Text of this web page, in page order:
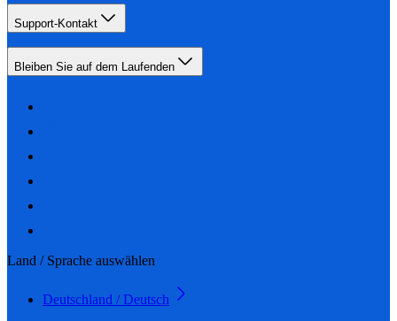
Support-Kontakt
Bleiben Sie auf dem Laufenden
Land / Sprache auswählen
Deutschland / Deutsch